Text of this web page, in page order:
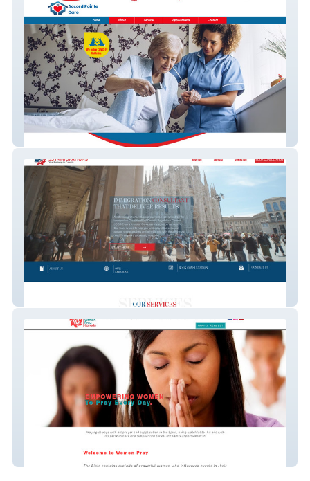
Accord Pointe Care
WhenWomenPray Canada